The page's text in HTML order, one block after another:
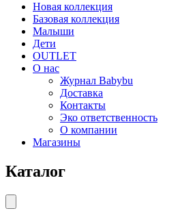
Новая коллекция
Базовая коллекция
Малыши
Дети
OUTLET
О нас
Журнал Babybu
Доставка
Контакты
Эко ответственность
О компании
Магазины
Каталог